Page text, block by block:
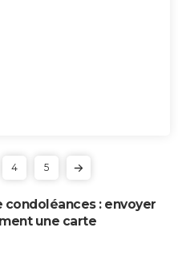
4 5
condoléances : envoyer
une carte